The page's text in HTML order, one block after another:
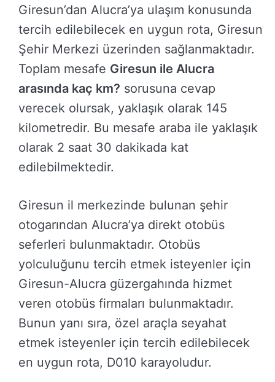
Giresun’dan Alucra’ya ulaşım konusunda
tercih edilebilecek en uygun rota, Giresun
Şehir Merkezi üzerinden sağlanmaktadır.
Toplam mesafe Giresun ile Alucra
arasında kaç km? sorusuna cevap
verecek olursak, yaklaşık olarak 145
kilometredir. Bu mesafe araba ile yaklaşık
olarak 2 saat 30 dakikada kat
edilebilmektedir.
Giresun il merkezinde bulunan şehir
otogarından Alucra’ya direkt otobüs
seferleri bulunmaktadır. Otobüs
yolculuğunu tercih etmek isteyenler için
Giresun-Alucra güzergahında hizmet
veren otobüs firmaları bulunmaktadır.
Bunun yanı sıra, özel araçla seyahat
etmek isteyenler için tercih edilebilecek
en uygun rota, D010 karayoludur.